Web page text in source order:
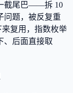
截尾巴——拆 10
问题，被反复重
复用，指数枚举
、后面直接取